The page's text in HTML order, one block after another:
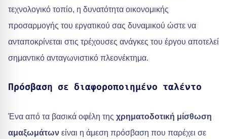
τεχνολογικό τοπίο, η δυνατότητα οικονομικής
προσαρμογής του εργατικού σας δυναμικού ώστε να
ανταποκρίνεται στις τρέχουσες ανάγκες του έργου αποτελεί
σημαντικό ανταγωνιστικό πλεονέκτημα.
Πρόσβαση σε διαφοροποιημένο ταλέντο
Ένα από τα βασικά οφέλη της χρηματοδοτική μίσθωση
αμαξωμάτων είναι η άμεση πρόσβαση που παρέχει σε